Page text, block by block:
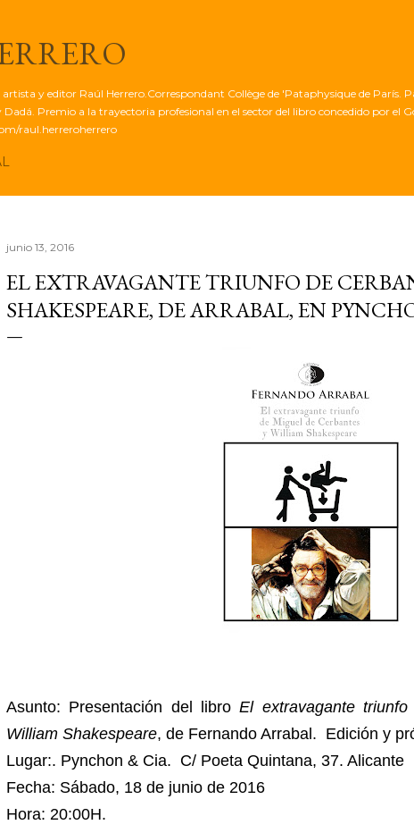
artista y editor Raúl Herrero.Correspondant Collège de 'Pataphysique de París.
Dadá. Premio a la trayectoria profesional en el sector del libro concedido por el
raul.herreroherrero
junio 13, 2016
EL EXTRAVAGANTE TRIUNFO DE
SHAKESPEARE, DE ARRABAL, EN
Asunto: Presentación del libroEl extravagante
William Shakespeare, de Fernando Arrabal. Edición y
Lugar:. Pynchon & Cia. C/ Poeta Quintana, 37. Alicante
Fecha: Sábado, 18 de junio de 2016
Hora: 20:00H.